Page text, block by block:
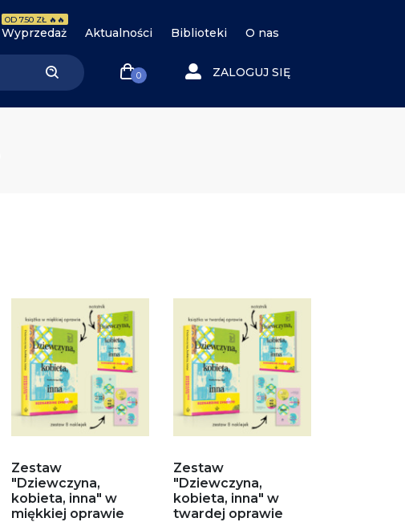
Wyprzedaż
OD 7.50 ZŁ 🔥🔥
Aktualności Biblioteki O nas
0 ZALOGUJ SIĘ
Zestaw
"Dziewczyna,
kobieta, inna" w
miękkiej oprawie
Zestaw
"Dziewczyna,
kobieta, inna" w
twardej oprawie